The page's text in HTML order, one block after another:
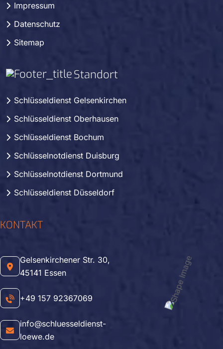
Impressum
Datenschutz
Sitemap
Standort
Schlüsseldienst Gelsenkirchen
Schlüsseldienst Oberhausen
Schlüsseldienst Bochum
Schlüsselnotdienst Duisburg
Schlüsselnotdienst Dortmund
Schlüsseldienst Düsseldorf
KONTAKT
Gelsenkirchener Str. 30,
45141 Essen
+49 157 92367069
info@schluesseldienst-
loewe.de